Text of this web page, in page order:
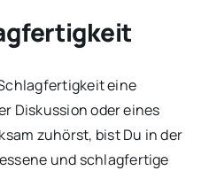
eine
Diskussion oder eines
zuhörst, bist Du in der
und schlagfertige